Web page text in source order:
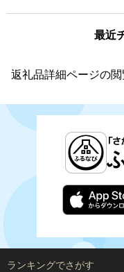
最近
返礼品詳細ページの
ランキングでさがす